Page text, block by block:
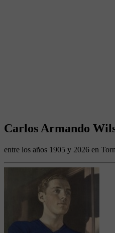
Carlos Armando
entre los años 1905 y 2026 en